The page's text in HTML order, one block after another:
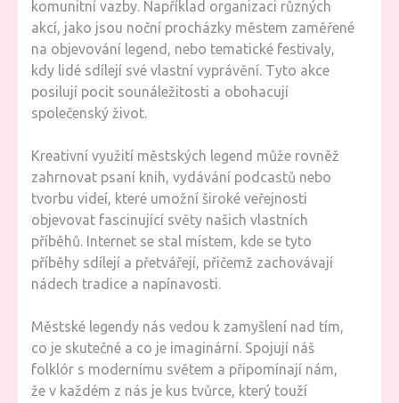
komunitní vazby. Například organizaci různých
akcí, jako jsou noční procházky městem zaměřené
na objevování legend, nebo tematické festivaly,
kdy lidé sdílejí své vlastní vyprávění. Tyto akce
posilují pocit sounáležitosti a obohacují
společenský život.
Kreativní využití městských legend může rovněž
zahrnovat psaní knih, vydávání podcastů nebo
tvorbu videí, které umožní široké veřejnosti
objevovat fascinující světy našich vlastních
příběhů. Internet se stal místem, kde se tyto
příběhy sdílejí a přetvářejí, přičemž zachovávají
nádech tradice a napínavosti.
Městské legendy nás vedou k zamyšlení nad tím,
co je skutečné a co je imaginární. Spojují náš
folklór s modernímu světem a připomínají nám,
že v každém z nás je kus tvůrce, který touží